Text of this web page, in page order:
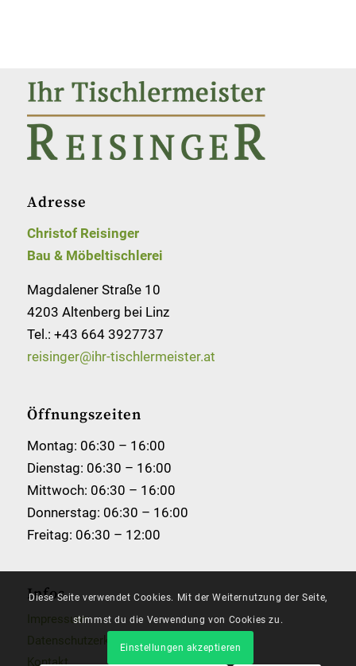
Adresse
Christof Reisinger
Bau & Möbeltischlerei
Magdalener Straße 10
4203 Altenberg bei Linz
Tel.: +43 664 3927737
reisinger@ihr-tischlermeister.at
Öffnungszeiten
Montag: 06:30 – 16:00
Dienstag: 06:30 – 16:00
Mittwoch: 06:30 – 16:00
Donnerstag: 06:30 – 16:00
Freitag: 06:30 – 12:00
Infos
Impressum
Datenschutzerklärung
Kontakt
Diese Seite verwendet Cookies. Mit der Weiternutzung der Seite,
stimmst du die Verwendung von Cookies zu.
Einstellungen akzeptieren